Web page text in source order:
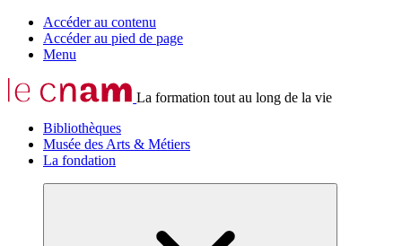
Accéder au contenu
Accéder au pied de page
Menu
La formation tout au long de la vie
Bibliothèques
Musée des Arts & Métiers
La fondation